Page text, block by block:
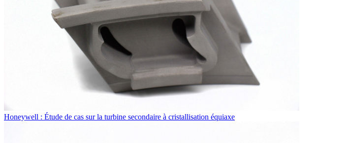
Honeywell : Étude de cas sur la turbine secondaire à cristallisation équiaxe